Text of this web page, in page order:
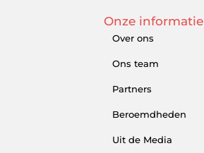
Onze informatie
Over ons
Ons team
Partners
Beroemdheden
Uit de Media